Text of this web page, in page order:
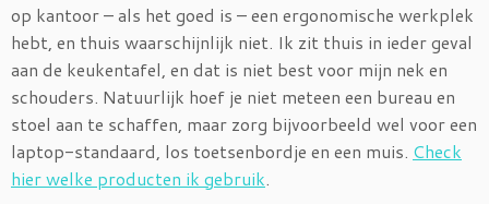
op kantoor – als het goed is – een ergonomische werkplek
hebt, en thuis waarschijnlijk niet. Ik zit thuis in ieder geval
aan de keukentafel, en dat is niet best voor mijn nek en
schouders. Natuurlijk hoef je niet meteen een bureau en
stoel aan te schaffen, maar zorg bijvoorbeeld wel voor een
laptop-standaard, los toetsenbordje en een muis. Check
hier welke producten ik gebruik.